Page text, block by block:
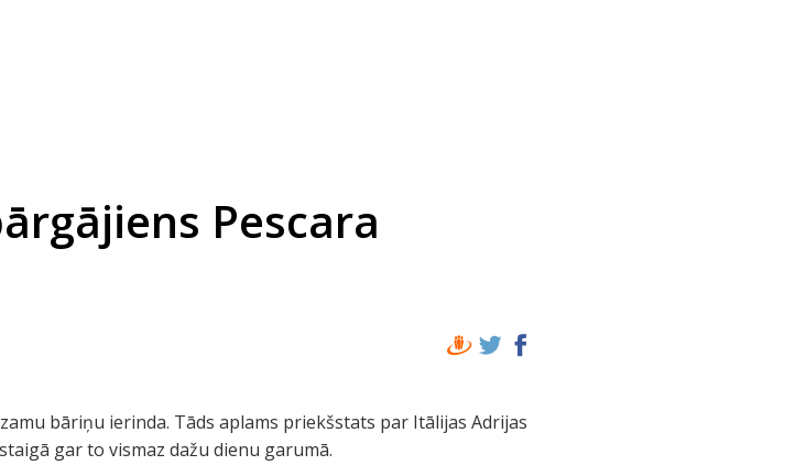
Pescara
bāriņu ierinda. Tāds aplams priekšstats par Itālijas Adrijas
gar to vismaz dažu dienu garumā.